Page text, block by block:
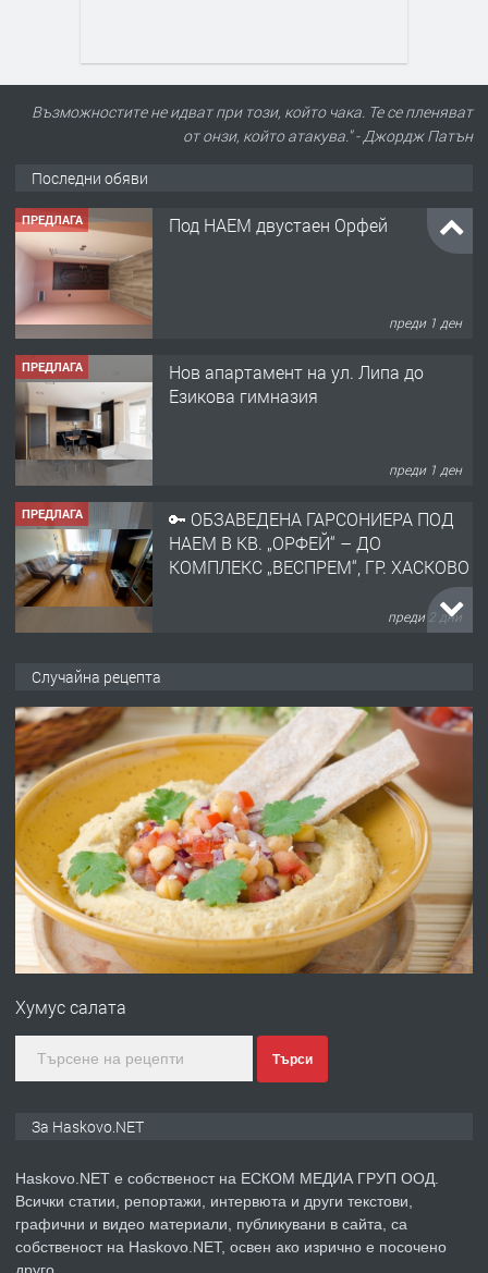
Възможностите не идват при този, който чака. Те се пленяват
от онзи, който атакува." - Джордж Патън
Последни обяви
ПРЕДЛАГА
Нов апартамент на ул. Липа до
преди 1 ден
ПРЕДЛАГА
🔑 ОБЗАВЕДЕНА ГАРСОНИЕРА ПОД
НАЕМ В КВ. „ОРФЕЙ“ – ДО
преди 2 дни
ПРЕДЛАГА
НАПЪЛНО ОБЗАВЕДЕН И
ОБОРУДВАН ТРИСТАЕН
АПАРТАМЕНТ В ЦЕНТЪРА НА ГР.
преди 3 дни
преди 3 дни
ПРЕДЛАГА
№4120 Магазин/Офис под наем в кв.
Любен Каравелов, Хасково-близо до
градската градина!
преди 3 дни
ПРЕДЛАГА
ПРОСТОРЕН ТРИСТАЕН
преди 4 дни
ПРЕДЛАГА СГЛОБЯВАНЕ НА МЕБЕЛИ.
Случайна рецепта
Хумус салата
Търси
За Haskovo.NET
Haskovo.NET е собственост на ЕСКОМ МЕДИА ГРУП ООД.
Всички статии, репортажи, интервюта и други текстови,
графични и видео материали, публикувани в сайта, са
собственост на Haskovo.NET, освен ако изрично е посочено